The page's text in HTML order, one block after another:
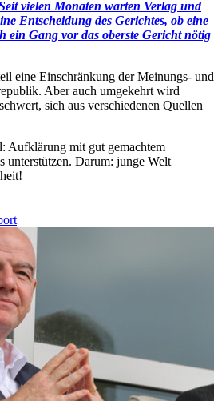
vielen Monaten warten Verlag und
Entscheidung des Gerichtes, ob eine
ein Gang vor das oberste Gericht nötig
eine Einschränkung der Meinungs- und
Aber auch umgekehrt wird
sich aus verschiedenen Quellen
Aufklärung mit gut gemachtem
unterstützen. Darum: junge Welt